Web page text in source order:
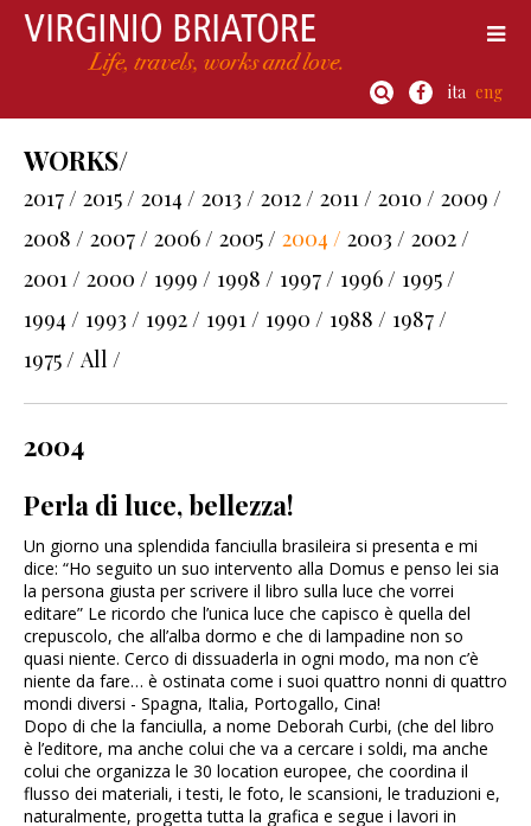
ita eng
WORKS/
2017 / 2015 / 2014 / 2013 / 2012 / 2011 / 2010 / 2009 /
2008 / 2007 / 2006 / 2005 / 2004 / 2003 / 2002 /
2001 / 2000 / 1999 / 1998 / 1997 / 1996 / 1995 /
1994 / 1993 / 1992 / 1991 / 1990 / 1988 / 1987 /
1975 / All /
2004
Perla di luce, bellezza!
Un giorno una splendida fanciulla brasileira si presenta e mi
dice: “Ho seguito un suo intervento alla Domus e penso lei sia
la persona giusta per scrivere il libro sulla luce che vorrei
editare” Le ricordo che l’unica luce che capisco è quella del
crepuscolo, che all’alba dormo e che di lampadine non so
quasi niente. Cerco di dissuaderla in ogni modo, ma non c’è
niente da fare… è ostinata come i suoi quattro nonni di quattro
mondi diversi - Spagna, Italia, Portogallo, Cina!
Dopo di che la fanciulla, a nome Deborah Curbi, (che del libro
è l’editore, ma anche colui che va a cercare i soldi, ma anche
colui che organizza le 30 location europee, che coordina il
flusso dei materiali, i testi, le foto, le scansioni, le traduzioni e,
naturalmente, progetta tutta la grafica e segue i lavori in